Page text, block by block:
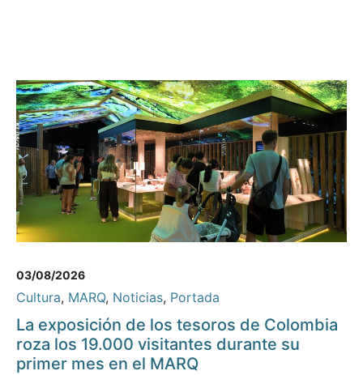
03/08/2026
Cultura, MARQ, Noticias, Portada
La exposición de los tesoros de Colombia
roza los 19.000 visitantes durante su
primer mes en el MARQ